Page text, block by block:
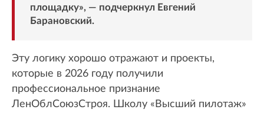
площадку», — подчеркнул Евгений
Барановский.
Эту логику хорошо отражают и проекты,
которые в 2026 году получили
профессиональное признание
ЛенОблСоюзСтроя. Школу «Высший пилотаж»